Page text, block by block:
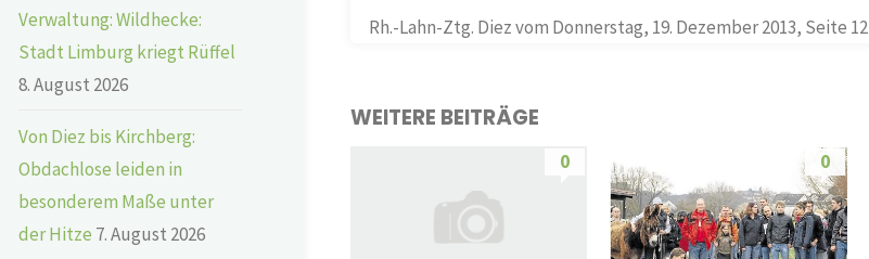
Rh.-Lahn-Ztg. Diez vom Donnerstag, 19. Dezember 2013, Seite 12
WEITERE BEITRÄGE
0 0
Verwaltung: Wildhecke:
Stadt Limburg kriegt Rüffel
8. August 2026
Von Diez bis Kirchberg:
Obdachlose leiden in
besonderem Maße unter
der Hitze 7. August 2026